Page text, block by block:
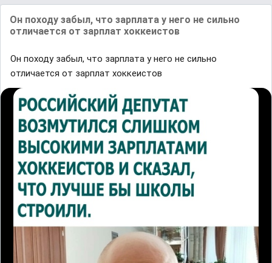
Он походу забыл, что зарплата у него не сильно
отличается от зарплат хоккеистов
Он походу забыл, что зарплата у него не сильно
отличается от зарплат хоккеистов